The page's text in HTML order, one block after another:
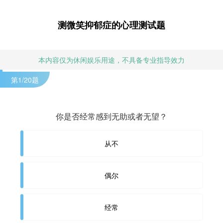
测微笑抑郁症的心理测试题
本内容仅为休闲娱乐用途，不具备专业指导效力
第1/20题
你是否经常感到无助或者无望？
从不
偶尔
经常